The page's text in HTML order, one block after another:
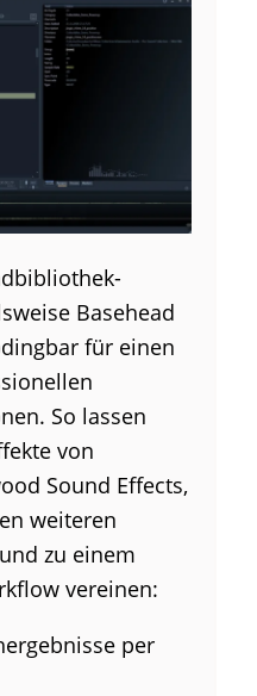
Basehead
für einen
So lassen
von
Sound Effects,
weiteren
zu einem
vereinen:
per